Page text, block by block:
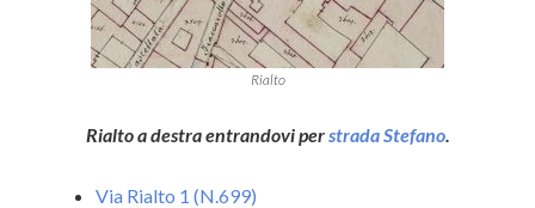
Rialto
Rialto a destra entrandovi perstrada Stefano.
Via Rialto 1 (N.699)